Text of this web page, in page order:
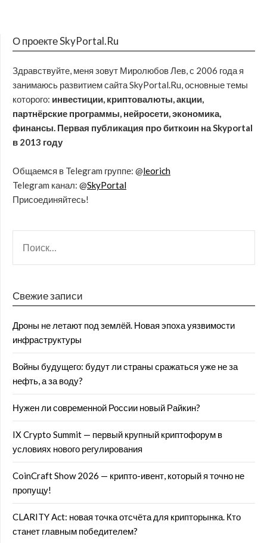
О проекте SkyPortal.Ru
Здравствуйте, меня зовут Миролюбов Лев, с 2006 года я
занимаюсь развитием сайта SkyPortal.Ru, основные темы
которого: инвестиции, криптовалюты, акции,
партнёрские программы, нейросети, экономика,
финансы. Первая публикация про биткоин на Skyportal
в 2013 году
Общаемся в Telegram группе: @leorich
Telegram канал: @SkyPortal
Присоединяйтесь!
Свежие записи
Дроны не летают под землёй. Новая эпоха уязвимости
инфраструктуры
Войны будущего: будут ли страны сражаться уже не за
нефть, а за воду?
Нужен ли современной России новый Райкин?
IX Crypto Summit — первый крупный криптофорум в
условиях нового регулирования
CoinCraft Show 2026 — крипто-ивент, который я точно не
пропущу!
CLARITY Act: новая точка отсчёта для крипторынка. Кто
станет главным победителем?